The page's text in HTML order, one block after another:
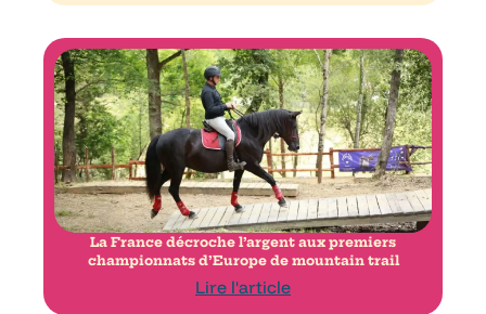
La France décroche l’argent aux premiers
championnats d’Europe de mountain trail
Lire l'article